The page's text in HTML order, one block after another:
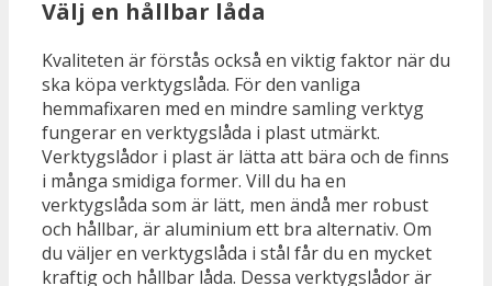
Välj en hållbar låda
Kvaliteten är förstås också en viktig faktor när du
ska köpa verktygslåda. För den vanliga
hemmafixaren med en mindre samling verktyg
fungerar en verktygslåda i plast utmärkt.
Verktygslådor i plast är lätta att bära och de finns
i många smidiga former. Vill du ha en
verktygslåda som är lätt, men ändå mer robust
och hållbar, är aluminium ett bra alternativ. Om
du väljer en verktygslåda i stål får du en mycket
kraftig och hållbar låda. Dessa verktygslådor är